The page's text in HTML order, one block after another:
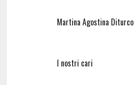
Martina Agostina Diturco
I nostri cari